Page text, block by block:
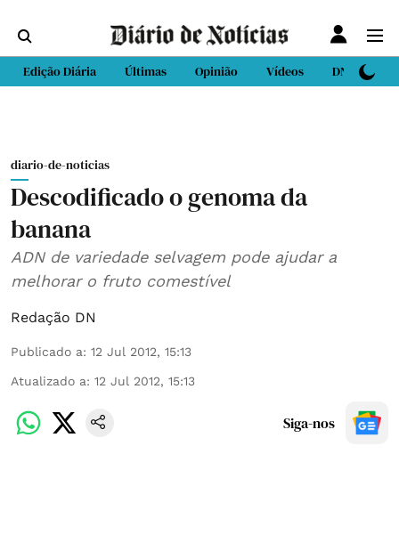
Edição Diária Últimas Opinião Vídeos DN Sport
diario-de-noticias
Descodificado o genoma da
banana
ADN de variedade selvagem pode ajudar a
melhorar o fruto comestível
Redação DN
Publicado a: 12 Jul 2012, 15:13
Atualizado a: 12 Jul 2012, 15:13
Siga-nos